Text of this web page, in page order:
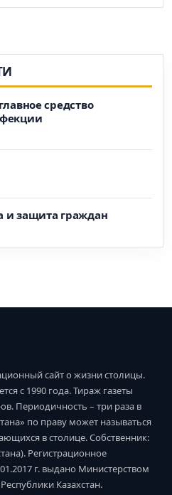
средство
защита граждан
сайт о жизни столицы.
с 1990 года. Тираж газеты
Периодичность – три раза в
по праву может называться
в столице. Собственник:
Регистрационное
г. выдано Министерством
Казахстан.